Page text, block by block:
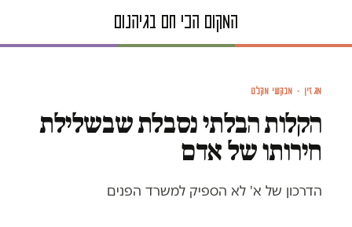
מגזין · מבקשי מקלט
הקלות הבלתי נסבלת שבשלילת
חירותו של אדם
הדרכון של א' לא הספיק למשרד הפנים